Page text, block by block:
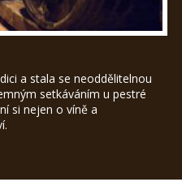
a stala se neoddělitelnou
setkáváním u pestré
si nejen o víně a